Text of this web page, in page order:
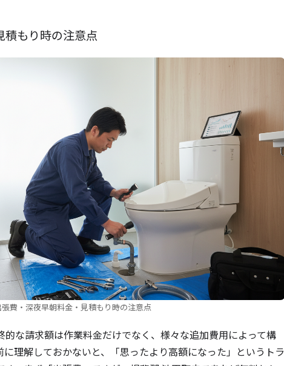
積もり時の注意点
張費・深夜早朝料金・見積もり時の注意点
な請求額は作業料金だけでなく、様々な追加費用によって構
理解しておかないと、「思ったより高額になった」というトラ